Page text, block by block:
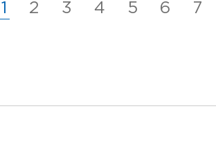
1 2 3 4 5 6 7